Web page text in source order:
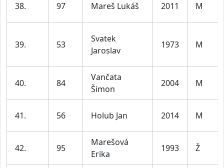
38. 97 Mareš Lukáš 2011 M
39. 53
Svatek
Jaroslav
1973 M
40. 84
Vančata
Šimon
2004 M
41. 56 Holub Jan 2014 M
42. 95
Marešová
Erika
1993 Ž